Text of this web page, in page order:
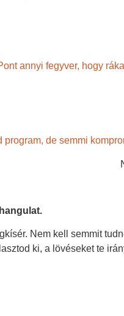
annyi fegyver, hogy
de semmi
Nem kell semmit
ki, a lövéseket te